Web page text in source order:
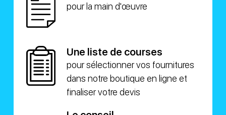
pour la main d'œuvre
Une liste de courses
pour sélectionner vos fournitures
dans notre boutique en ligne et
finaliser votre devis